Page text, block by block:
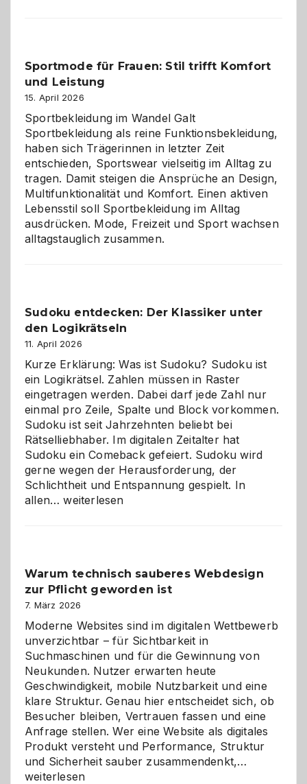
gegen
Chaos
Sportmode für Frauen: Stil trifft Komfort
und Leistung
15. April 2026
Sportbekleidung im Wandel Galt
Sportbekleidung als reine Funktionsbekleidung,
haben sich Trägerinnen in letzter Zeit
entschieden, Sportswear vielseitig im Alltag zu
tragen. Damit steigen die Ansprüche an Design,
Multifunktionalität und Komfort. Einen aktiven
Lebensstil soll Sportbekleidung im Alltag
ausdrücken. Mode, Freizeit und Sport wachsen
alltagstauglich zusammen.
Sudoku entdecken: Der Klassiker unter
den Logikrätseln
11. April 2026
Kurze Erklärung: Was ist Sudoku? Sudoku ist
ein Logikrätsel. Zahlen müssen in Raster
eingetragen werden. Dabei darf jede Zahl nur
einmal pro Zeile, Spalte und Block vorkommen.
Sudoku ist seit Jahrzehnten beliebt bei
Rätselliebhaber. Im digitalen Zeitalter hat
Sudoku ein Comeback gefeiert. Sudoku wird
gerne wegen der Herausforderung, der
Schlichtheit und Entspannung gespielt. In
allen…Sudoku
den
Logikrätseln
weiterlesen
Warum technisch sauberes Webdesign
zur Pflicht geworden ist
7. März 2026
Moderne Websites sind im digitalen Wettbewerb
unverzichtbar – für Sichtbarkeit in
Suchmaschinen und für die Gewinnung von
Neukunden. Nutzer erwarten heute
Geschwindigkeit, mobile Nutzbarkeit und eine
klare Struktur. Genau hier entscheidet sich, ob
Besucher bleiben, Vertrauen fassen und eine
Anfrage stellen. Wer eine Website als digitales
Produkt versteht und Performance, Struktur
und Sicherheit sauber zusammendenkt,…
weiterlesen